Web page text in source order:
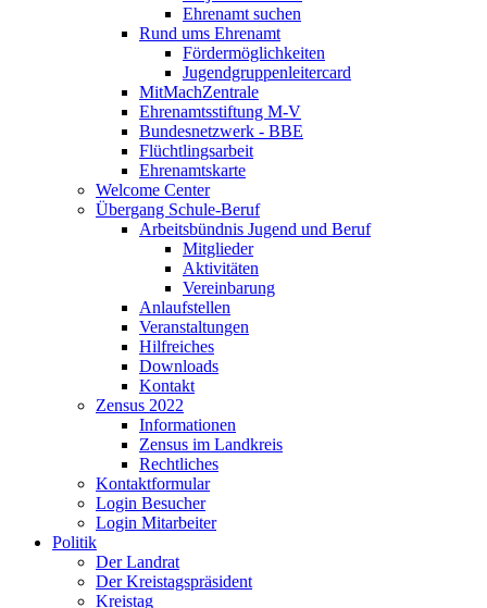
Ehrenamt suchen
Rund ums Ehrenamt
Fördermöglichkeiten
Jugendgruppenleitercard
MitMachZentrale
Ehrenamtsstiftung M-V
Bundesnetzwerk - BBE
Flüchtlingsarbeit
Ehrenamtskarte
Welcome Center
Übergang Schule-Beruf
Arbeitsbündnis Jugend und Beruf
Mitglieder
Aktivitäten
Vereinbarung
Anlaufstellen
Veranstaltungen
Hilfreiches
Downloads
Kontakt
Zensus 2022
Informationen
Zensus im Landkreis
Rechtliches
Kontaktformular
Login Besucher
Login Mitarbeiter
Politik
Der Landrat
Der Kreistagspräsident
Kreistag